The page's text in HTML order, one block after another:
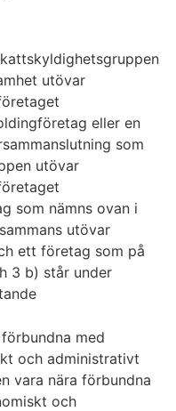
utövar
eller en
som
utövar
som nämns ovan i
utövar
ett företag som på
3 b) står under
med
och administrativt
vara nära förbundna
och